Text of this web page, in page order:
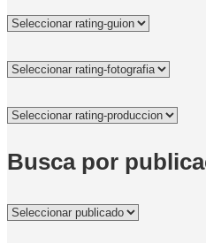
Busca por